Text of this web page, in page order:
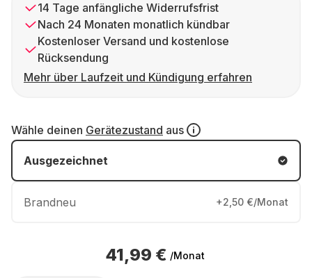
14 Tage anfängliche Widerrufsfrist
Nach 24 Monaten monatlich kündbar
Kostenloser Versand und kostenlose
Rücksendung
Mehr über Laufzeit und Kündigung erfahren
Wähle deinen Gerätezustand aus
Ausgezeichnet
Brandneu +2,50 €/Monat
41,99 € /Monat